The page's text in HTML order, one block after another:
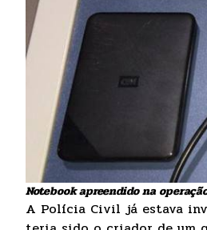
Notebook apreendido na
A Polícia Civil já estava